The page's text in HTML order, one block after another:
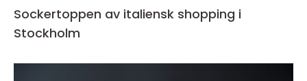
Sockertoppen av italiensk shopping i
Stockholm